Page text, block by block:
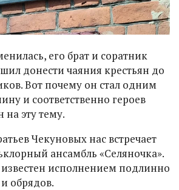
его брат и соратник
донести чаяния крестьян до
Вот почему он стал одним
и соответственно героев
на эту тему.
Чекуновых нас встречает
ансамбль «Селяночка».
известен исполнением подлинно
обрядов.